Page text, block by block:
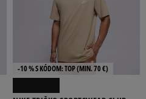
-10 % S KÓDOM: TOP (MIN. 70 €)